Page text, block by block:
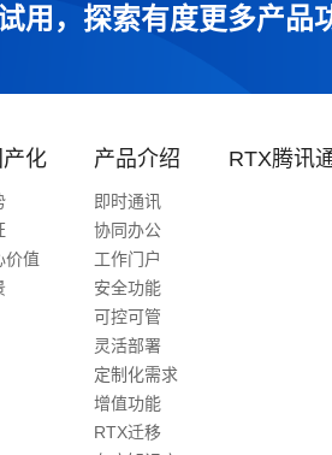
用，探索有度更多产品
化
价值
产品介绍
即时通讯
协同办公
工作门户
安全功能
可控可管
灵活部署
定制化需求
增值功能
RTX迁移
RTX腾讯